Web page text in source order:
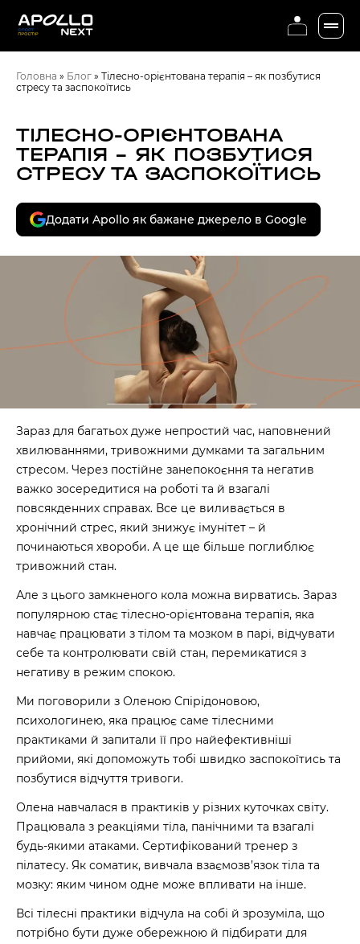
Головна » Блог » Тілесно-орієнтована терапія – як позбутися
стресу та заспокоїтись
ТІЛЕСНО-ОРІЄНТОВАНА
ТЕРАПІЯ – ЯК ПОЗБУТИСЯ
СТРЕСУ ТА ЗАСПОКОЇТИСЬ
Додати Apollo як бажане джерело в Google
Зараз для багатьох дуже непростий час, наповнений
хвилюваннями, тривожними думками та загальним
стресом. Через постійне занепокоєння та негатив
важко зосередитися на роботі та й взагалі
повсякденних справах. Все це виливається в
хронічний стрес, який знижує імунітет – й
починаються хвороби. А це ще більше поглиблює
тривожний стан.
Але з цього замкненого кола можна вирватись. Зараз
популярною стає тілесно-орієнтована терапія, яка
навчає працювати з тілом та мозком в парі, відчувати
себе та контролювати свій стан, перемикатися з
негативу в режим спокою.
Ми поговорили з Оленою Спірідоновою,
психологинею, яка працює саме тілесними
практиками й запитали її про найефективніші
прийоми, які допоможуть тобі швидко заспокоїтись та
позбутися відчуття тривоги.
Олена навчалася в практиків у різних куточках світу.
Працювала з реакціями тіла, панічними та взагалі
будь-якими атаками. Сертифікований тренер з
пілатесу. Як соматик, вивчала взаємозв’язок тіла та
мозку: яким чином одне може впливати на інше.
Всі тілесні практики відчула на собі й зрозуміла, що
потрібно бути дуже обережною й підбирати для